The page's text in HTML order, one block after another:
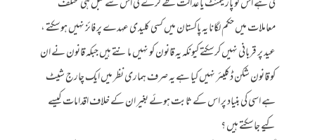
کی ہے اس کو پارلیمنٹ یا عدالت طے کرے گی اس سے قبل ہی مختلف
معاملات میں حکم لگانا یہ پاکستان میں کسی کلیدی عہدے پر فائز نہیں ہوسکتے ،
عید پر قربانی نہیں کرسکتے کیونکہ یہ قانون کو نہیں مانتے ہیں جبکہ قانون نے ان
کو قانون شکن ڈکلیئر نہیں کیا ہے یہ صرف ہماری نظر میں ایک چارج شیٹ
ہے اسی کی بنیاد پر اس کے ثابت ہوئے بغیر ان کے خلاف اقدامات کیسے
کیے جاسکتے ہیں ؟